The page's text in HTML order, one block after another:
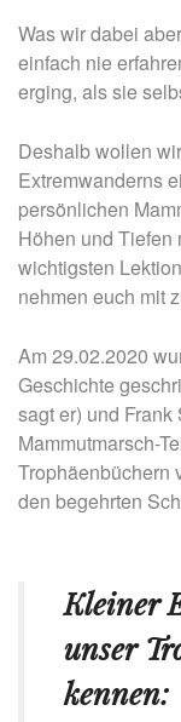
Was wir dabei
einfach nie
erging, als sie
Deshalb wollen
Extremwanderns
persönlichen
Höhen und Tiefen
wichtigsten
nehmen euch mit
Am 29.02.2020
Geschichte
sagt er) und
Mammutmarsch-
Trophäenbüchern
den begehrten
Kleiner
unser
kennen: